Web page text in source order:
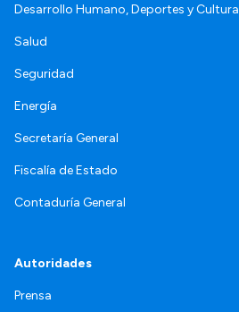
Desarrollo Humano, Deportes y Cultura
Salud
Seguridad
Energía
Secretaría General
Fiscalía de Estado
Contaduría General
Autoridades
Prensa